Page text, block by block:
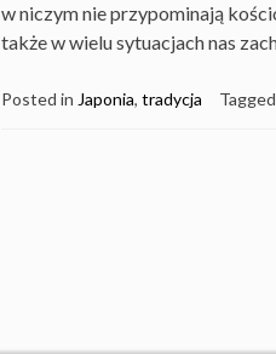
w niczym nie przypominają
także w wielu sytuacjach nas
Posted in Japonia, tradycja Tagged